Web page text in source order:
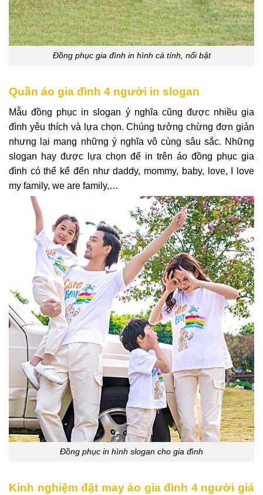
Đồng phục gia đình in hình cá tính, nổi bật
Quần áo gia đình 4 người in slogan
Mẫu đồng phục in slogan ý nghĩa cũng được nhiều gia
đình yêu thích và lựa chọn. Chúng tưởng chừng đơn giản
nhưng lại mang những ý nghĩa vô cùng sâu sắc. Những
slogan hay được lựa chọn để in trên áo đồng phục gia
đình có thể kể đến như daddy, mommy, baby, love, I love
my family, we are family,…
Đồng phục in hình slogan cho gia đình
Kinh nghiệm đặt may áo gia đình 4 người giá